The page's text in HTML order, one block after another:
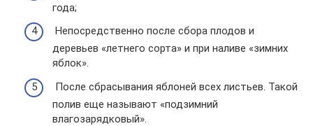
года;
Непосредственно после сбора плодов и
деревьев «летнего сорта» и при наливе «зимних
яблок».
После сбрасывания яблоней всех листьев. Такой
полив еще называют «подзимний
влагозарядковый».